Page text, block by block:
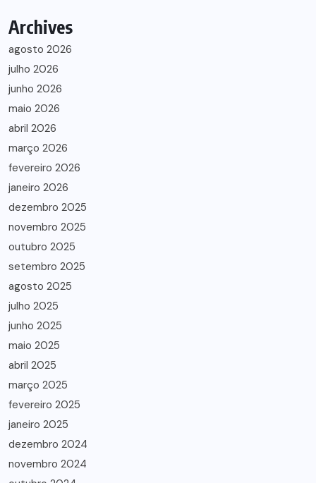
Archives
agosto 2026
julho 2026
junho 2026
maio 2026
abril 2026
março 2026
fevereiro 2026
janeiro 2026
dezembro 2025
novembro 2025
outubro 2025
setembro 2025
agosto 2025
julho 2025
junho 2025
maio 2025
abril 2025
março 2025
fevereiro 2025
janeiro 2025
dezembro 2024
novembro 2024